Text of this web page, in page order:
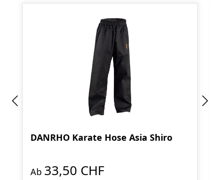
DANRHO Karate Hose Asia Shiro
Ab 33,50 CHF